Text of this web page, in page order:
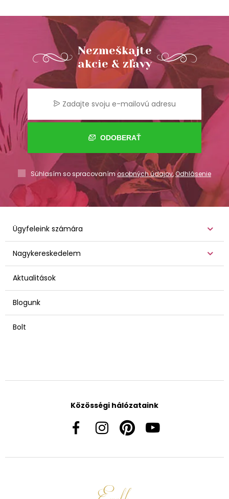
Nezmeškajte
akcie & zľavy
ODOBERAŤ
Súhlasím so spracovaním osobných údajov,Odhlásenie
Ügyfeleink számára
Nagykereskedelem
Aktualitások
Blogunk
Bolt
Közösségi hálózataink